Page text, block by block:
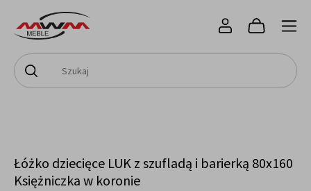
Łóżko dziecięce LUK z szufladą i barierką 80x160
Księżniczka w koronie